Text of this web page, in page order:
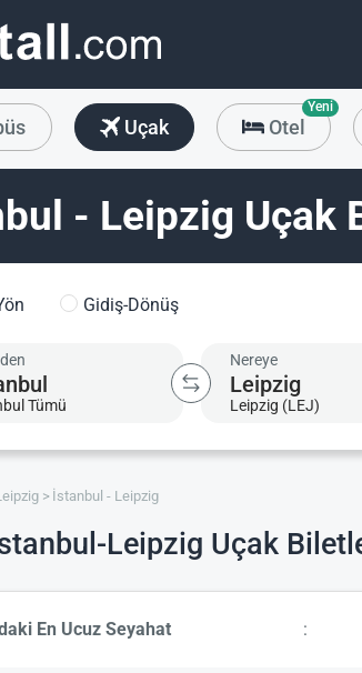
Uçak Otel
Yeni
- Leipzig Uçak
Gidiş-Dönüş
Tümü
Nereye
Leipzig (LEJ)
İstanbul - Leipzig
Leipzig Uçak
En Ucuz Seyahat :